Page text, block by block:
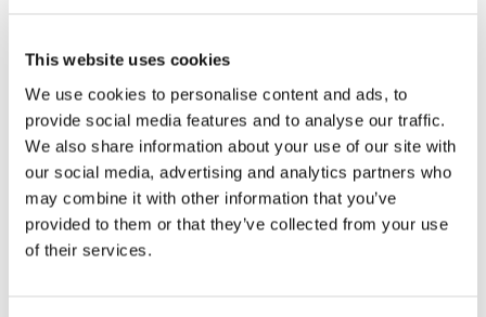
This website uses cookies
We use cookies to personalise content and ads, to
provide social media features and to analyse our traffic.
We also share information about your use of our site with
our social media, advertising and analytics partners who
may combine it with other information that you’ve
provided to them or that they’ve collected from your use
of their services.
Reducción drástica de tiempo de mecanizado
Mayor tiempo de vida útil
Excelente acabado de superficie